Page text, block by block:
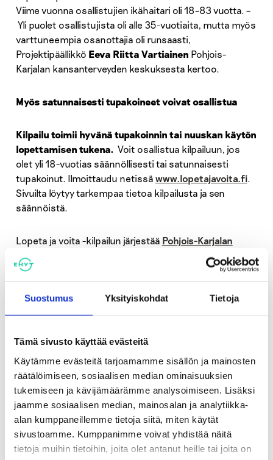
Suostumus Yksityiskohdat Tietoja
Tämä sivusto käyttää evästeitä
Käytämme evästeitä tarjoamamme sisällön ja mainosten
räätälöimiseen, sosiaalisen median ominaisuuksien
tukemiseen ja kävijämäärämme analysoimiseen. Lisäksi
jaamme sosiaalisen median, mainosalan ja analytiikka-
alan kumppaneillemme tietoja siitä, miten käytät
sivustoamme. Kumppanimme voivat yhdistää näitä
tietoja muihin tietoihin, joita olet antanut heille tai joita on
Viime vuonna osallistujien ikähaitari oli 18–83 vuotta. –
Yli puolet osallistujista oli alle 35-vuotiaita, mutta myös
varttuneempia osanottajia oli runsaasti,
Projektipäällikkö Eeva Riitta Vartiainen Pohjois-
Karjalan kansanterveyden keskuksesta kertoo.
Myös satunnaisesti tupakoineet voivat osallistua
Kilpailu toimii hyvänä tupakoinnin tai nuuskan käytön
lopettamisen tukena. Voit osallistua kilpailuun, jos
olet yli 18-vuotias säännöllisesti tai satunnaisesti
tupakoinut. Ilmoittaudu netissä www.lopetajavoita.fi.
Sivuilta löytyy tarkempaa tietoa kilpailusta ja sen
säännöistä.
Lopeta ja voita -kilpailun järjestää Pohjois-Karjalan
kansanterveyden keskus.
Hankkeen päärahoittaja on
Raha-automaattiyhdistys. Kilpailua tukevat
Hengitysliitto ja joukko muita terveysjärjestöjä sekä
apteekit kautta maan.
Eeva Riitta Vartiainen, eeva-
riitta.vartiainen@heli.fi, puh. 040 748 3243
www.lopetajavoita.fi
www.facebook.com/lopetajavoita2014
Jaa: